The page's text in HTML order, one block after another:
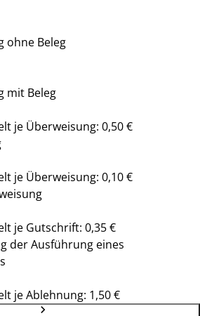
ohne Beleg
mit Beleg
je Überweisung: 0,50 €
je Überweisung: 0,10 €
je Gutschrift: 0,35 €
der Ausführung eines
je Ablehnung: 1,50 €